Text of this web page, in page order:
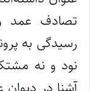
تصادف عمد
رسیدگی به
نود و نه